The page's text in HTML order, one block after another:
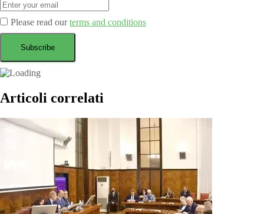
Please read ourterms and conditions
Articoli correlati